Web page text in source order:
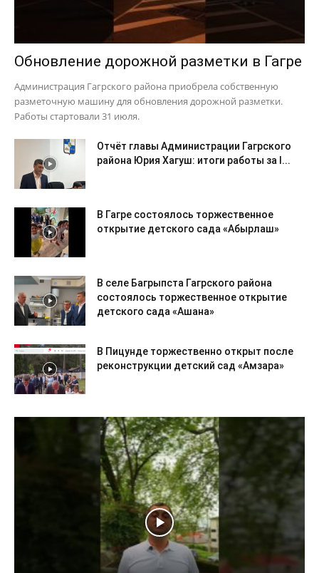
Обновление дорожной разметки в Гагре
Администрация Гагрского района приобрела собственную
разметочную машину для обновления дорожной разметки.
Работы стартовали 31 июля.
Отчёт главы Администрации Гагрского
района Юрия Хагуш: итоги работы за I...
В Гагре состоялось торжественное
открытие детского сада «Абырлаш»
В селе Багрыпста Гагрского района
состоялось торжественное открытие
детского сада «Ашана»
В Пицунде торжественно открыт после
реконструкции детский сад «Амзара»